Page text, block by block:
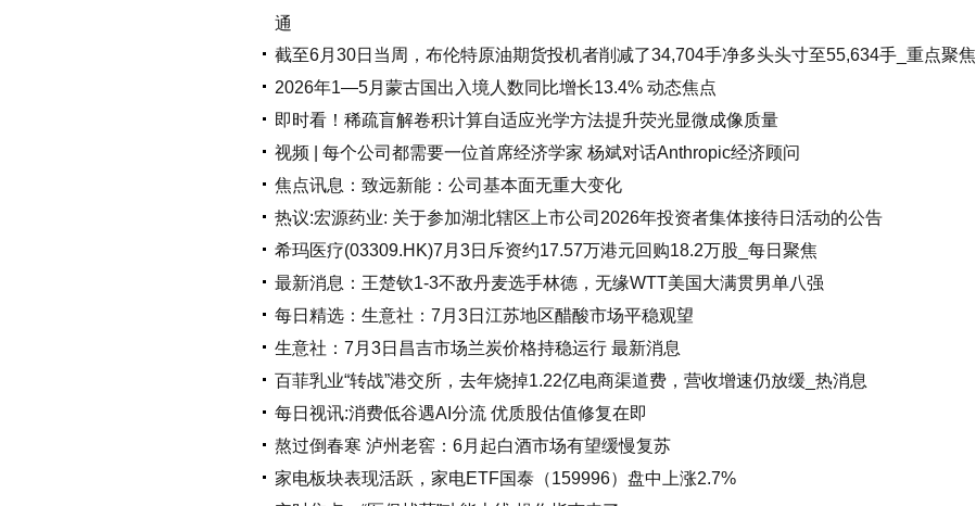
通
截至6月30日当周，布伦特原油期货投机者削减了34,704手净多头头寸至55,634手_重点聚焦
2026年1—5月蒙古国出入境人数同比增长13.4% 动态焦点
即时看！稀疏盲解卷积计算自适应光学方法提升荧光显微成像质量
视频 | 每个公司都需要一位首席经济学家 杨斌对话Anthropic经济顾问
焦点讯息：致远新能：公司基本面无重大变化
热议:宏源药业: 关于参加湖北辖区上市公司2026年投资者集体接待日活动的公告
希玛医疗(03309.HK)7月3日斥资约17.57万港元回购18.2万股_每日聚焦
最新消息：王楚钦1-3不敌丹麦选手林德，无缘WTT美国大满贯男单八强
每日精选：生意社：7月3日江苏地区醋酸市场平稳观望
生意社：7月3日昌吉市场兰炭价格持稳运行 最新消息
百菲乳业“转战”港交所，去年烧掉1.22亿电商渠道费，营收增速仍放缓_热消息
每日视讯:消费低谷遇AI分流 优质股估值修复在即
熬过倒春寒 泸州老窖：6月起白酒市场有望缓慢复苏
家电板块表现活跃，家电ETF国泰（159996）盘中上涨2.7%